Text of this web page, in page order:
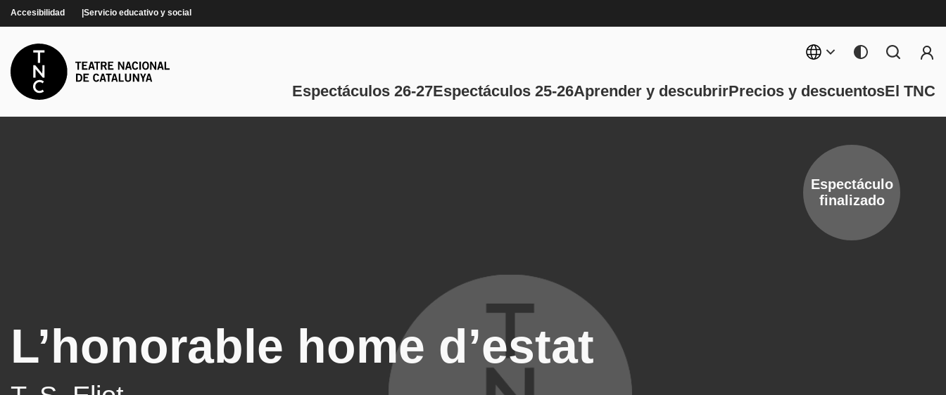
Accesibilidad Servicio educativo y social
Navegación principal
Espectáculos 26-27Espectáculos 25-26Aprender y descubrirPrecios y descuentosEl TNC
Espectáculo
finalizado
L’honorable home d’estat